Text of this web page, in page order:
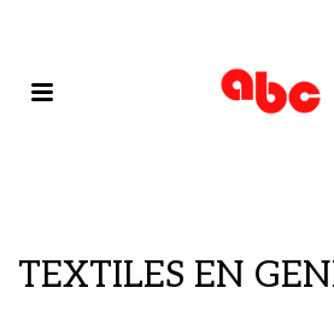
TEXTILES EN